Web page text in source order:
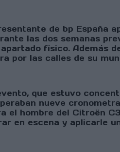
de bp España
las dos semanas
físico. Además
por las calles de su
que estuvo
nueve
el hombre del Citroën
en escena y aplicarle